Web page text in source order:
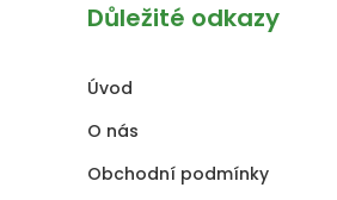
Důležité odkazy
Úvod
O nás
Obchodní podmínky